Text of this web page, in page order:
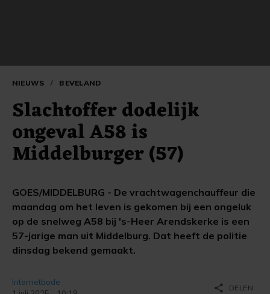
NIEUWS / BEVELAND
Slachtoffer dodelijk
ongeval A58 is
Middelburger (57)
GOES/MIDDELBURG - De vrachtwagenchauffeur die
maandag om het leven is gekomen bij een ongeluk
op de snelweg A58 bij 's-Heer Arendskerke is een
57-jarige man uit Middelburg. Dat heeft de politie
dinsdag bekend gemaakt.
Internetbode
share DELEN